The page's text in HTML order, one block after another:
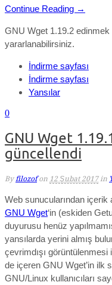
Continue Reading →
GNU Wget 1.19.2 edinmek
yararlanabilirsiniz.
İndirme sayfası
İndirme sayfası
Yansılar
0
GNU Wget
güncellendi
By filozof on 12 Şubat 2017 in
Web sunucularından içerik
GNU Wget‘in (eskiden
duyurusu henüz
yansılarda yerini almış
çevrimdışı
de içeren GNU Wget’in ilk
GNU/Linux kullanıcıları